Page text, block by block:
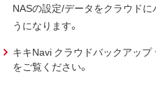
NASの設定/データをクラウド
うになります。
キキNavi クラウドバックアッ
をご覧ください。